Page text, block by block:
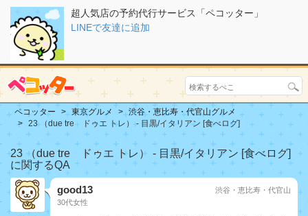
超人気店の予約代行サービス「ペコッター」
LINEで友達に追加
ペコッター 東京グルメ
渋谷・恵比寿・代官山グルメ
23 （due tre ドゥエ トレ） - 目黒/イタリアン [食べログ]
23 （due tre ドゥエ トレ） - 目黒/イタリアン [食べログ]
に関するQA
good13
30代女性
渋谷・恵比寿・代官山